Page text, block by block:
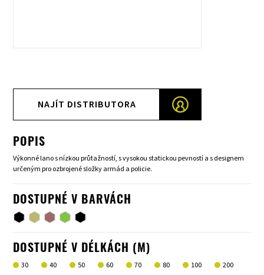
NAJÍT DISTRIBUTORA
POPIS
Výkonné lano s nízkou průtažností, s vysokou statickou pevností a s designem
určeným pro ozbrojené složky armád a policie.
DOSTUPNÉ V BARVÁCH
DOSTUPNÉ V DÉLKÁCH (M)
30 40 50 60 70 80 100 200